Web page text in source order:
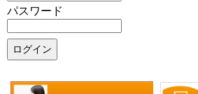
パスワード